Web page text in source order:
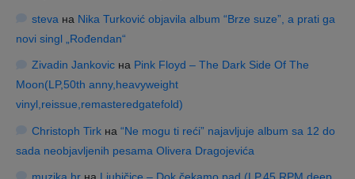
steva на Nika Turković objavila album “Brze suze”, a prati ga
novi singl „Rođendan“
Zivadin Jankovicна Pink Floyd – The Dark Side Of The
Moon(LP,50th anny,heavyweight
vinyl,reissue,remasteredgatefold)
Christoph Tirkна “Ne mogu ti reći” najavljuje album sa 12 do
sada neobjavljenih pesama Olivera Dragojevića